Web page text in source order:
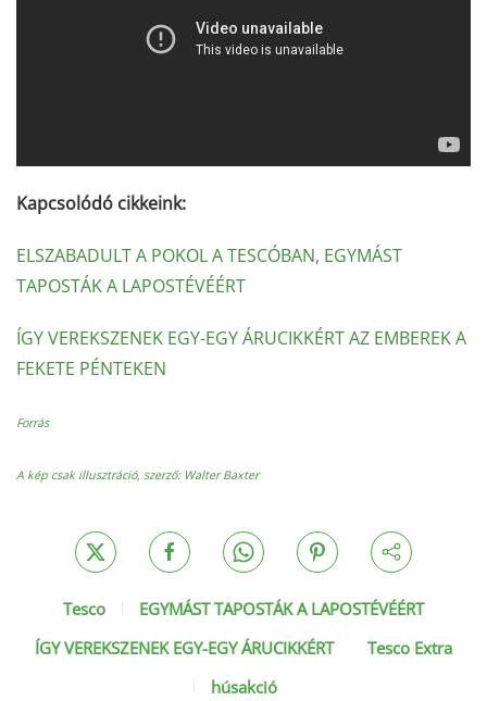
Kapcsolódó cikkeink:
ELSZABADULT A POKOL A TESCÓBAN, EGYMÁST
TAPOSTÁK A LAPOSTÉVÉÉRT
ÍGY VEREKSZENEK EGY-EGY ÁRUCIKKÉRT AZ EMBEREK A
FEKETE PÉNTEKEN
Forrás
A kép csak illusztráció, szerző: Walter Baxter
Tesco
EGYMÁST TAPOSTÁK A LAPOSTÉVÉÉRT
ÍGY VEREKSZENEK EGY-EGY ÁRUCIKKÉRT
Tesco Extra
húsakció